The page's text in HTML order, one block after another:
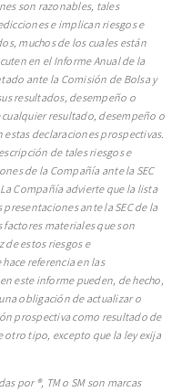
son razonables, tales
e implican riesgos e
muchos de los cuales están
en el Informe Anual de la
ante la Comisión de Bolsa y
resultados, desempeño o
resultado, desempeño o
declaraciones prospectivas.
de tales riesgos e
de la Compañía ante la SEC
Compañía advierte que la lista
ante la SEC de la
materiales que son
de estos riesgos e
referencia en las
este informe pueden, de hecho,
obligación de actualizar o
prospectiva como resultado de
tipo, excepto que la ley exija
por ®, TM o SM son marcas